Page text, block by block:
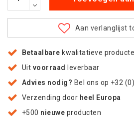
Aan verlanglijst
Betaalbare kwalitatieve
Uit voorraad
leverbaar
Advies nodig? Bel ons op +32
Verzending door heel Europa
+500 nieuwe producten